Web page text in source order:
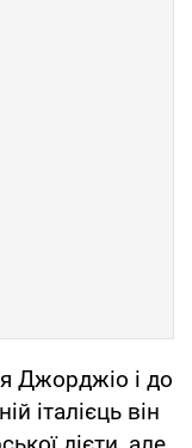
Джорджіо і до
італієць він